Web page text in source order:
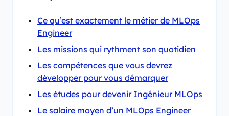
Ce qu’est exactement le métier de MLOps
Engineer
Les missions qui rythment son quotidien
Les compétences que vous devrez
développer pour vous démarquer
Les études pour devenir Ingénieur MLOps
Le salaire moyen d’un MLOps Engineer